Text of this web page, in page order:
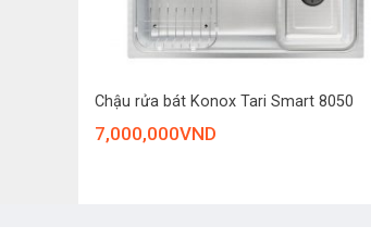
Hệ thống ống thoát thải thông
Chậu rửa bát Konox Tari Smart 8050
7,000,000VND